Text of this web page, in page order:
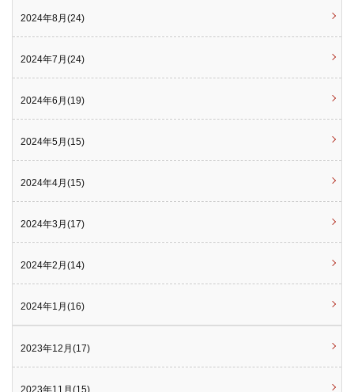
2024年8月(24)
2024年7月(24)
2024年6月(19)
2024年5月(15)
2024年4月(15)
2024年3月(17)
2024年2月(14)
2024年1月(16)
2023年12月(17)
2023年11月(15)